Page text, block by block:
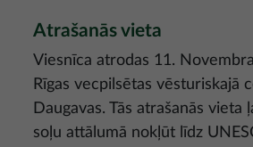
Atrašanās vieta
Viesnīca atrodas 11.
Rīgas vecpilsētas vēsturiskajā
Daugavas. Tās atrašanās vieta
soļu attālumā nokļūt līdz